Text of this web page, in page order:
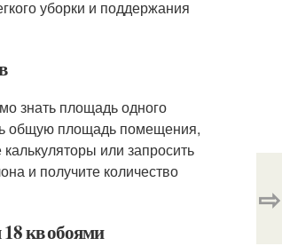
уборки и поддержания
знать площадь одного
общую площадь помещения,
или запросить
и получите количество
кв обоями
⇨